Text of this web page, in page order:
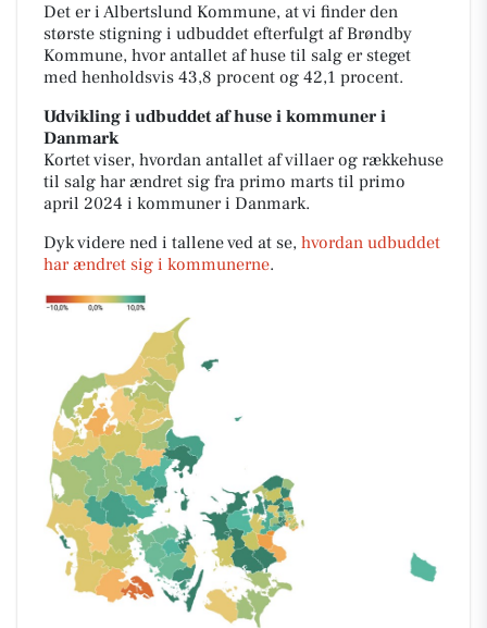
Det er i Albertslund Kommune, at vi finder den
største stigning i udbuddet efterfulgt af Brøndby
Kommune, hvor antallet af huse til salg er steget
med henholdsvis 43,8 procent og 42,1 procent.
Udvikling i udbuddet af huse i kommuner i
Danmark
Kortet viser, hvordan antallet af villaer og rækkehuse
til salg har ændret sig fra primo marts til primo
april 2024 i kommuner i Danmark.
Dyk videre ned i tallene ved at se, hvordan udbuddet
har ændret sig i kommunerne.